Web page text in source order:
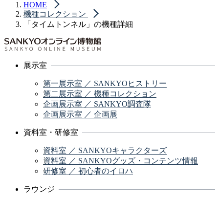
HOME
機種コレクション
「タイムトンネル」の機種詳細
展示室
第一展示室 ／ SANKYOヒストリー
第二展示室 ／ 機種コレクション
企画展示室 ／ SANKYO調査隊
企画展示室 ／ 企画展
資料室・研修室
資料室 ／ SANKYOキャラクターズ
資料室 ／ SANKYOグッズ・コンテンツ情報
研修室 ／ 初心者のイロハ
ラウンジ